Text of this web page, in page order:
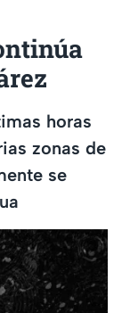
horas
zonas de
se